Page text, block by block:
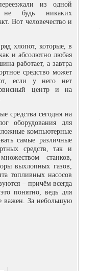
из одной
будь никаких
Вот человечество и
хлопот, которые, в
и абсолютно любая
работает, а завтра
средство может
если у него нет
центр и на
средства сегодня на
оборудования для
компьютерные
самые различные
средств, так и
станков,
выхлопных газов,
топливных насосов
– причём всегда
понятно, ведь для
важен. За небольшую